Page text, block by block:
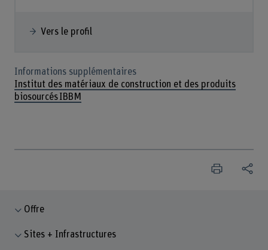
Vers le profil
Informations supplémentaires
Institut des matériaux de construction et des produits
biosourcés IBBM
Offre
Sites + Infrastructures